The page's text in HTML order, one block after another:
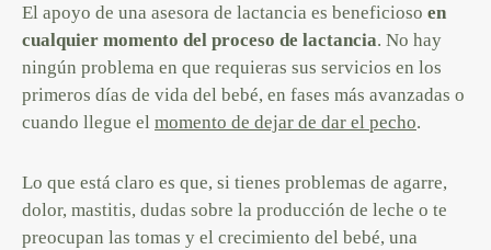
El apoyo de una asesora de lactancia es beneficioso en
cualquier momento del proceso de lactancia. No hay
ningún problema en que requieras sus servicios en los
primeros días de vida del bebé, en fases más avanzadas o
cuando llegue el momento de dejar de dar el pecho.
Lo que está claro es que, si tienes problemas de agarre,
dolor, mastitis, dudas sobre la producción de leche o te
preocupan las tomas y el crecimiento del bebé, una